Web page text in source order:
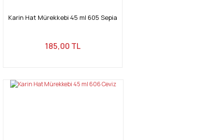
Karin Hat Mürekkebi 45 ml 605 Sepia
185,00 TL